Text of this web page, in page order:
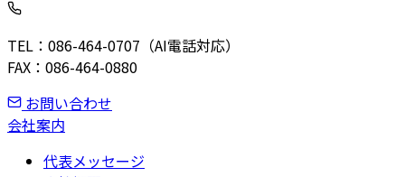
TEL：086-464-0707（AI電話対応）
FAX：086-464-0880
お問い合わせ
会社案内
代表メッセージ